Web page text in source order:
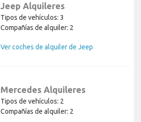
Jeep Alquileres
Tipos de vehículos: 3
Compañías de alquiler: 2
Ver coches de alquiler de Jeep
Mercedes Alquileres
Tipos de vehículos: 2
Compañías de alquiler: 2